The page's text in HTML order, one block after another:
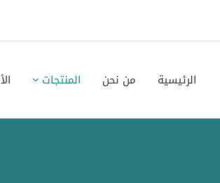
الرئيسية من نحن المنتجات